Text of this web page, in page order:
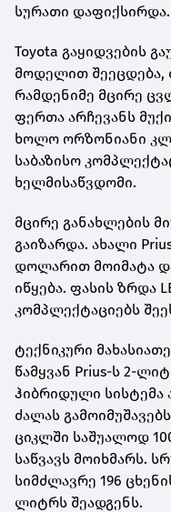
სურათი დაფიქსირდა.
Toyota გაყიდვების
მოდელით
რამდენიმე მცირე
ფერთა არჩევანს
ხოლო ორზონიანი
საბაზისო
ხელმისაწვდომი.
მცირე განახლების
გაიზარდა. ახალი
დოლარით მოიმატა
იწყება. ფასის ზრდა
კომპლექტაციებს
ტექნიკური
წამყვან Prius-ს 2-
ჰიბრიდული სისტემა
ძალას
ციკლში საშუალოდ
საწვავს მოიხმარს.
სიმძლავრე 196
ლიტრს შეადგენს.